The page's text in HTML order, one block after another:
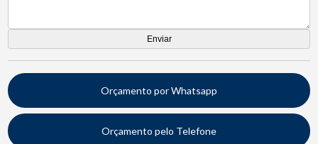
Orçamento por Whatsapp
Orçamento pelo Telefone